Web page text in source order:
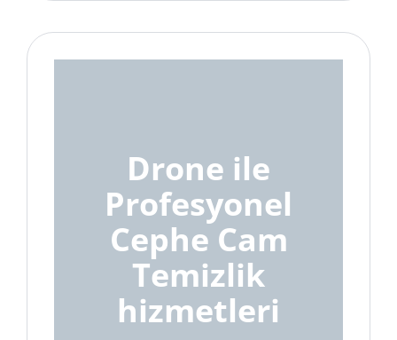
Drone ile
Profesyonel
Cephe Cam
Temizlik
hizmetleri